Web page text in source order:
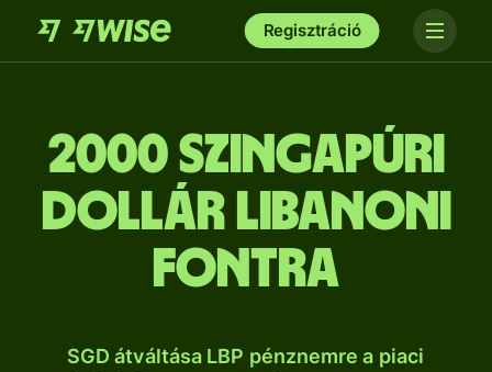
Regisztráció
2000 szingapúri
dollár libanoni
fontra
SGD átváltása LBP pénznemre a piaci